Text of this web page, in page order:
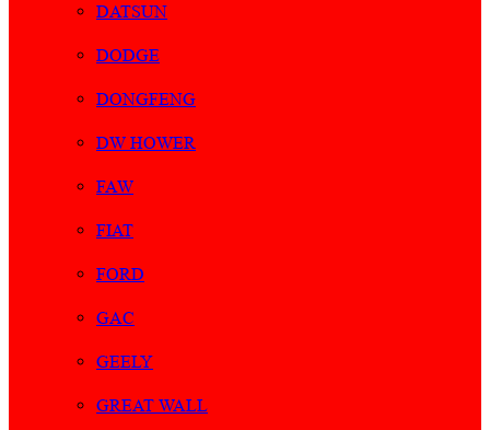
DATSUN
DODGE
DONGFENG
DW HOWER
FAW
FIAT
FORD
GAC
GEELY
GREAT WALL